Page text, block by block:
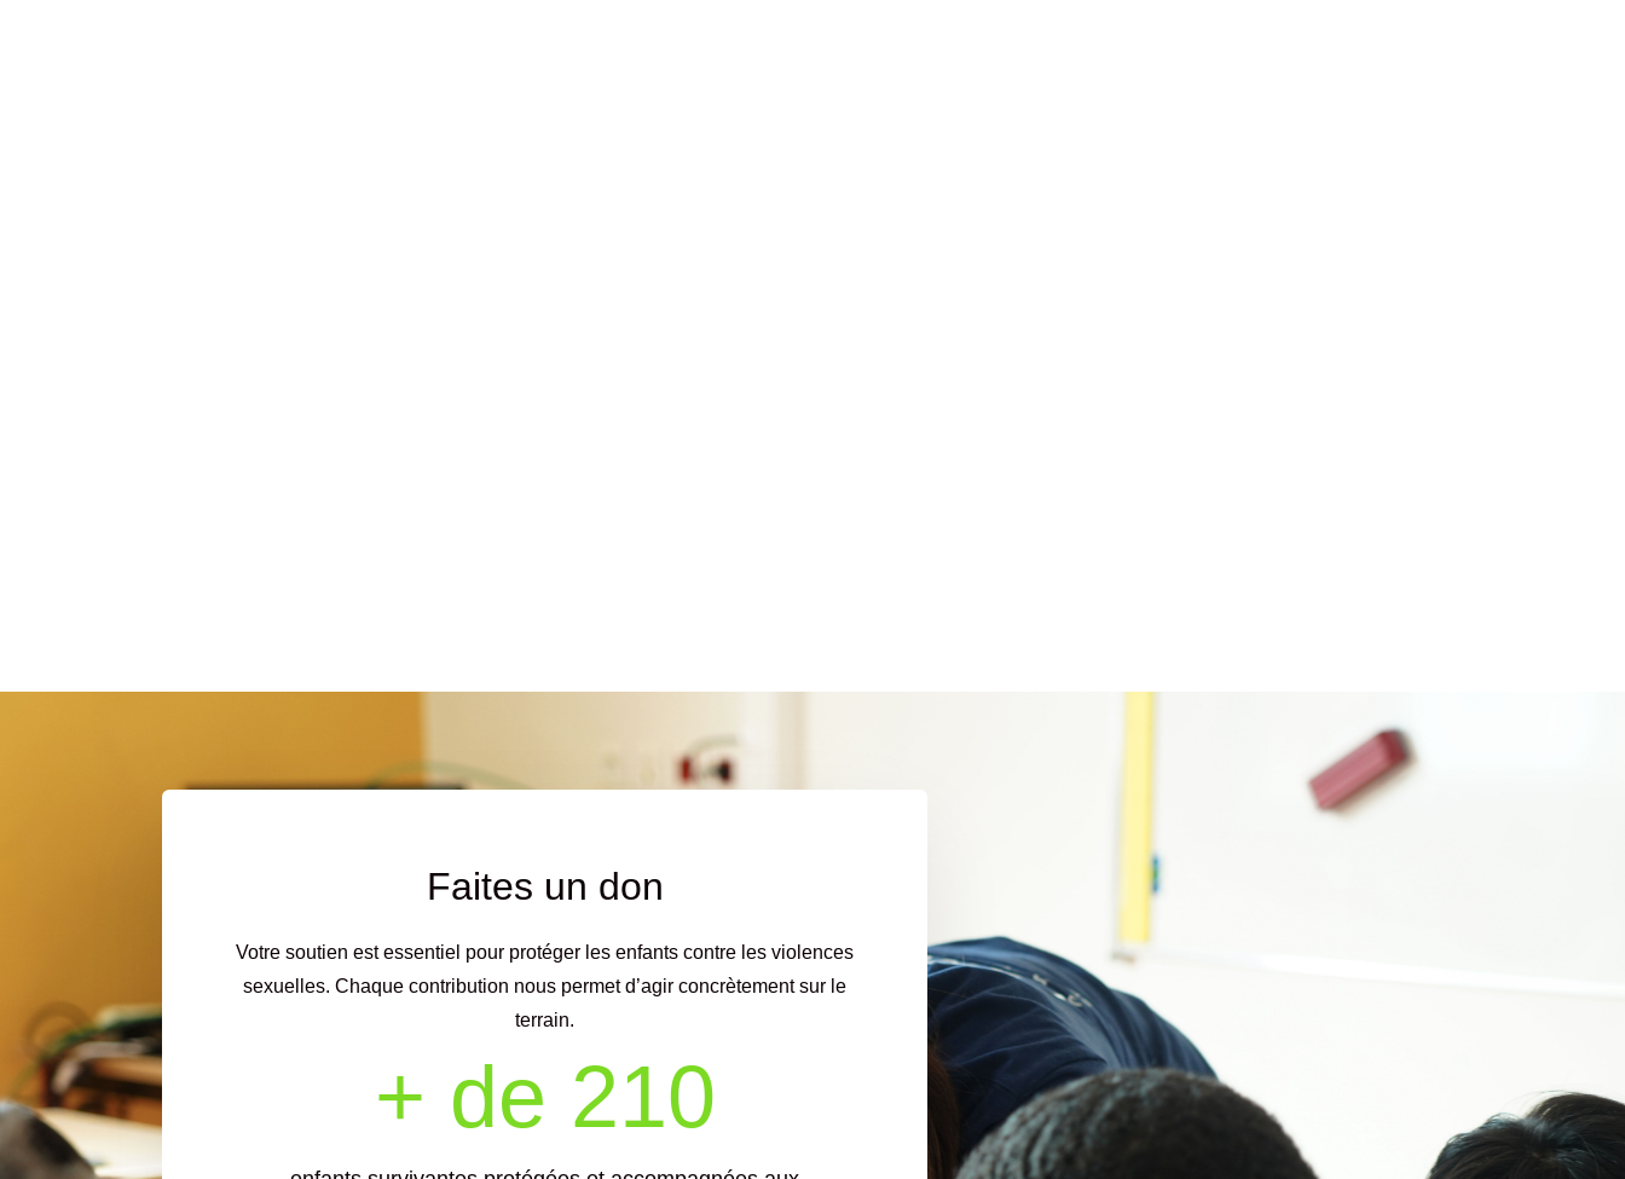
Faites un don
Votre soutien est essentiel pour protéger les enfants contre les violences
sexuelles. Chaque contribution nous permet d’agir concrètement sur le
terrain.
+ de 210